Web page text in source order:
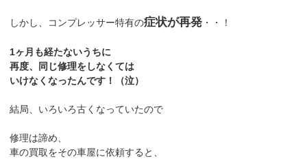
しかし、コンプレッサー特有の症状が再発 ・・！
1ヶ月も経たないうちに
再度、同じ修理をしなくては
いけなくなったんです！（泣）
結局、いろいろ古くなっていたので
修理は諦め、
車の買取をその車屋に依頼すると、